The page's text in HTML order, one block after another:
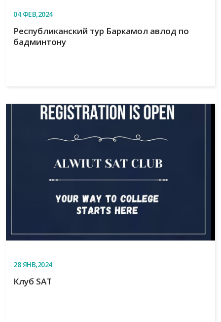
04ФЕВ,2024
Республиканский тур Баркамол авлод по
бадминтону
28ЯНВ,2024
Клуб SAT